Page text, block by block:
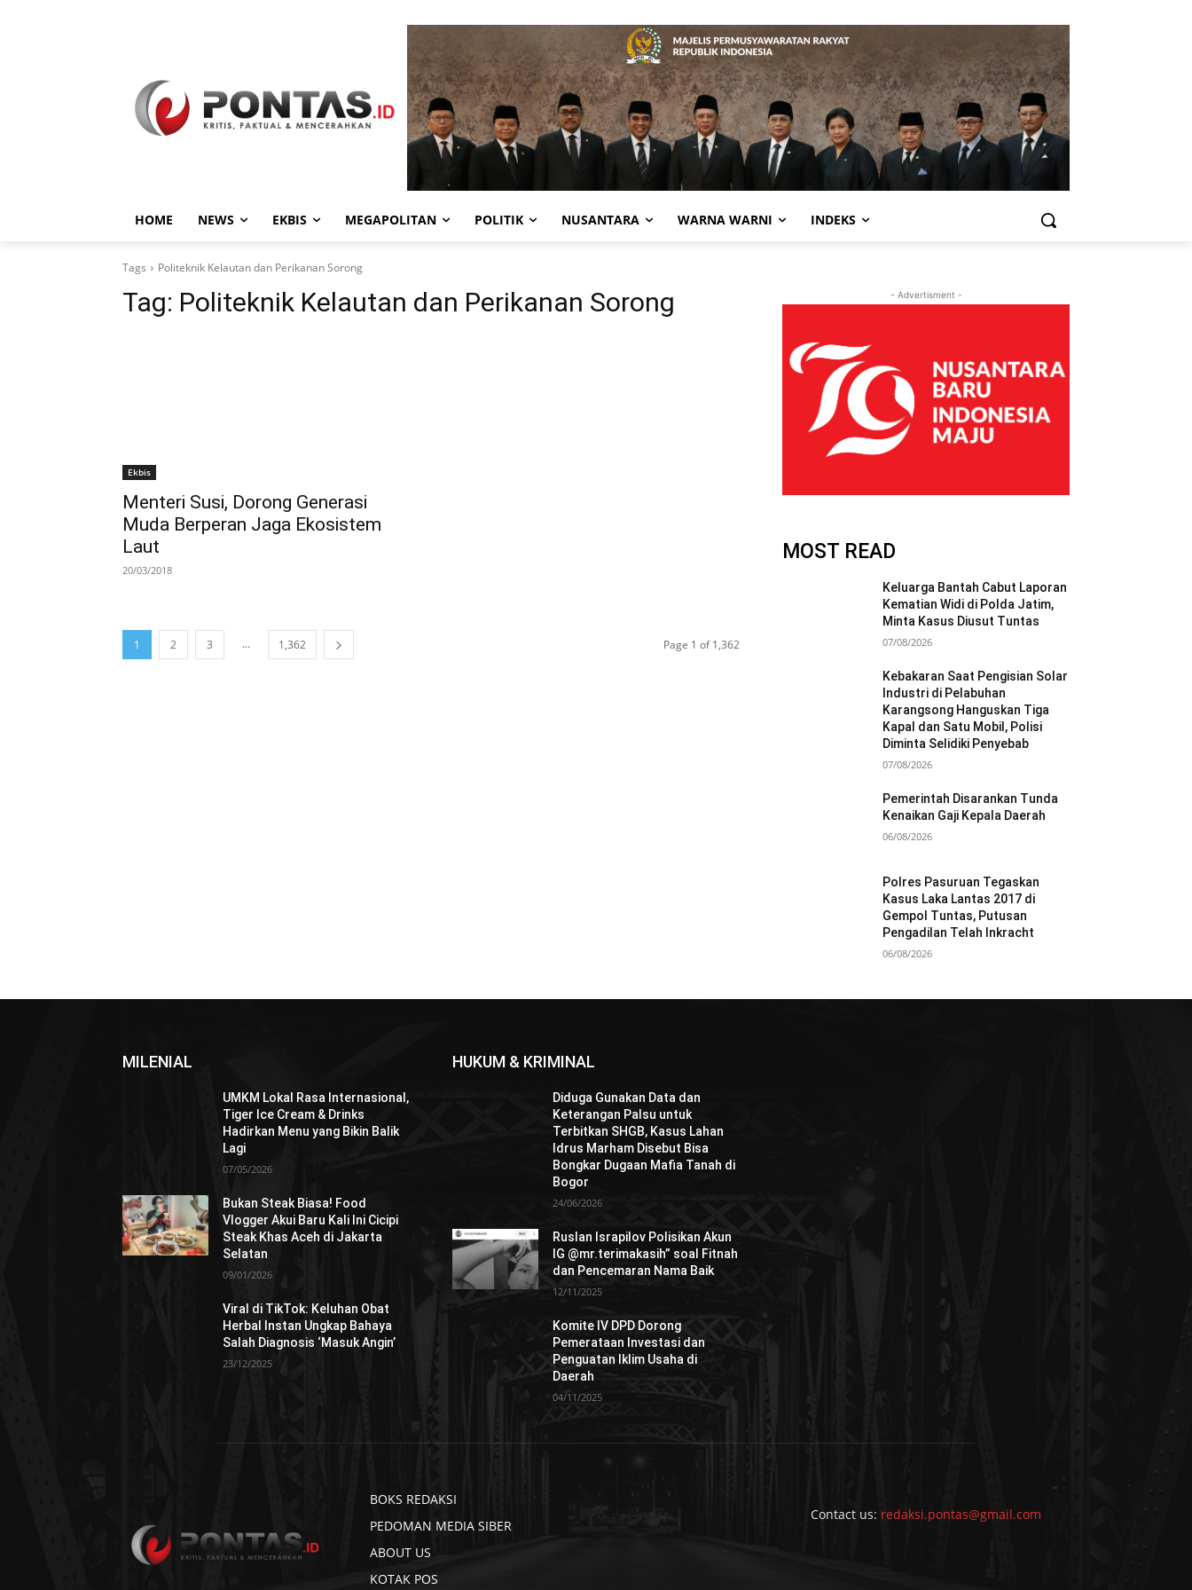
HOME NEWS EKBIS MEGAPOLITAN POLITIK NUSANTARA WARNA WARNI INDEKS
Tags Politeknik Kelautan dan Perikanan Sorong
Tag: Politeknik Kelautan dan Perikanan Sorong
Ekbis
Menteri Susi, Dorong Generasi
Muda Berperan Jaga Ekosistem
Laut
20/03/2018
1 2 3 ... 1,362 Page 1 of 1,362
- Advertisment -
MOST READ
Keluarga Bantah Cabut Laporan
Kematian Widi di Polda Jatim,
Minta Kasus Diusut Tuntas
07/08/2026
Kebakaran Saat Pengisian Solar
Industri di Pelabuhan
Karangsong Hanguskan Tiga
Kapal dan Satu Mobil, Polisi
Diminta Selidiki Penyebab
07/08/2026
Pemerintah Disarankan Tunda
Kenaikan Gaji Kepala Daerah
06/08/2026
Polres Pasuruan Tegaskan
Kasus Laka Lantas 2017 di
Gempol Tuntas, Putusan
Pengadilan Telah Inkracht
06/08/2026
MILENIAL
UMKM Lokal Rasa Internasional,
Tiger Ice Cream & Drinks
Hadirkan Menu yang Bikin Balik
Lagi
07/05/2026
Bukan Steak Biasa! Food
Vlogger Akui Baru Kali Ini Cicipi
Steak Khas Aceh di Jakarta
Selatan
09/01/2026
Viral di TikTok: Keluhan Obat
Herbal Instan Ungkap Bahaya
Salah Diagnosis ‘Masuk Angin’
23/12/2025
HUKUM & KRIMINAL
Diduga Gunakan Data dan
Keterangan Palsu untuk
Terbitkan SHGB, Kasus Lahan
Idrus Marham Disebut Bisa
Bongkar Dugaan Mafia Tanah di
Bogor
24/06/2026
Ruslan Israpilov Polisikan Akun
IG @mr.terimakasih” soal Fitnah
dan Pencemaran Nama Baik
12/11/2025
Komite IV DPD Dorong
Pemerataan Investasi dan
Penguatan Iklim Usaha di
Daerah
04/11/2025
BOKS REDAKSI
PEDOMAN MEDIA SIBER
ABOUT US
KOTAK POS
Contact us: redaksi.pontas@gmail.com